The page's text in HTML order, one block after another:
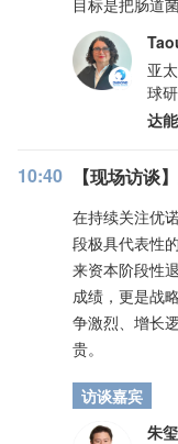
目标是把肠道
亚
球
达能
10:40 【现场访谈
在持续关注优
段极具代表性
来资本阶段性
成绩，更是战
争激烈、增长
贵。
访谈嘉宾
朱玺